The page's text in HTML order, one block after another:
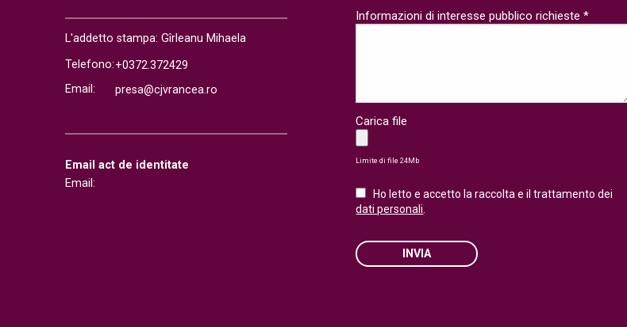
L'addetto stampa: Gîrleanu Mihaela
Telefono:+0372.372429
Email:
presa@cjvrancea.ro
Email act de identitate
Email:
Informazioni di interesse pubblico richieste *
Carica file
Limite di file 24Mb
Ho letto e accetto la raccolta e il trattamento dei
dati personali.
INVIA